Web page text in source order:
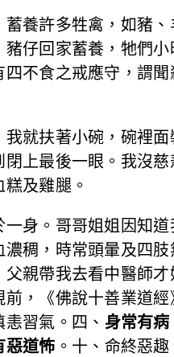
許多牲禽，如豬、
仔回家蓄養，牠們
不食之戒應守，謂
扶著小碗，碗裡面
上最後一眼。我沒
及雞腿。
。哥哥姐姐因知道
稠，時常頭暈及四
親帶我去看中醫師
，《佛說十善業道
習氣。四、 身常有病
惡道怖 。十、命終惡